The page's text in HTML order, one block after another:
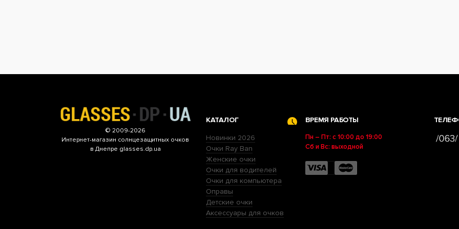
© 2009-2026
Интернет-магазин солнцезащитных очков
в Днепре glasses.dp.ua
КАТАЛОГ
Новинки 2026
Очки Ray Ban
Женские очки
Очки для водителей
Очки для компьютера
Оправы
Детские очки
Аксессуары для очков
ВРЕМЯ РАБОТЫ
Пн – Пт: с 10:00 до 19:00
Сб и Вс: выходной